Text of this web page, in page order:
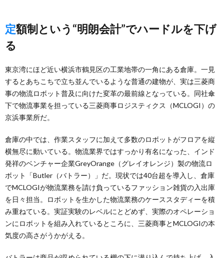
定額制という“明朗会計”でハードルを下げ
る
東京湾にほど近い横浜市鶴見区の工業地帯の一角にある倉庫。一見
するとあちこちで立ち並んでいるような普通の建物が、実は三菱商
事の物流ロボット普及に向けた変革の最前線となっている。同社傘
下で物流事業を担っている三菱商事ロジスティクス（MCLOGI）の
京浜事業所だ。
倉庫の中では、作業スタッフに加えて多数のロボットがフロアを縦
横無尽に動いている。物流業界ではすっかり有名になった、インド
発祥のベンチャー企業GreyOrange（グレイオレンジ）製の物流ロ
ボット「Butler（バトラー）」だ。現状では40台超を導入し、倉庫
でMCLOGIが物流業務を請け負っているファッション雑貨の入出庫
を日々担当。ロボットを生かした物流業務のケーススタディーを積
み重ねている。実証実験のレベルにとどめず、実際のオペレーショ
ンにロボットを組み入れているところに、三菱商事とMCLOGIの本
気度の高さがうかがえる。